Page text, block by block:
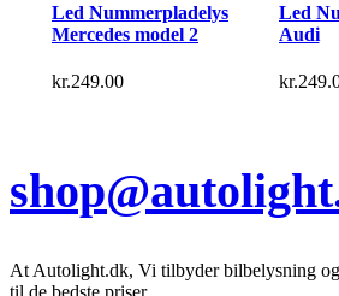
Led Nummerpladelys
Mercedes model 2
kr.249.00
Led
Audi
kr.
At Autolight.dk, Vi tilbyder bilbelysning
til de bedste priser